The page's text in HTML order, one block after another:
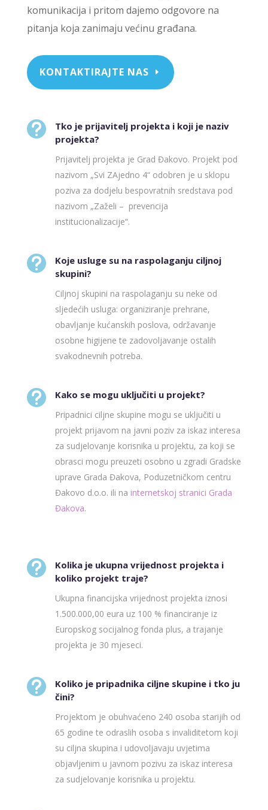
komunikacija i pritom dajemo odgovore na
pitanja koja zanimaju većinu građana.
KONTAKTIRAJTE NAS

Tko je prijavitelj projekta i koji je naziv
projekta?
Prijavitelj projekta je Grad Đakovo. Projekt pod
nazivom „Svi ZAjedno 4“ odobren je u sklopu
poziva za dodjelu bespovratnih sredstava pod
nazivom „Zaželi – prevencija
institucionalizacije“.

Koje usluge su na raspolaganju ciljnoj
skupini?
Ciljnoj skupini na raspolaganju su neke od
sljedećih usluga: organiziranje prehrane,
obavljanje kućanskih poslova, održavanje
osobne higijene te zadovoljavanje ostalih
svakodnevnih potreba.
 Kako se mogu uključiti u projekt?
Pripadnici ciljne skupine mogu se uključiti u
projekt prijavom na javni poziv za iskaz interesa
za sudjelovanje korisnika u projektu, za koji se
obrasci mogu preuzeti osobno u zgradi Gradske
uprave Grada Đakova, Poduzetničkom centru
Đakovo d.o.o. ili na internetskoj stranici Grada
Đakova.

Kolika je ukupna vrijednost projekta i
koliko projekt traje?
Ukupna financijska vrijednost projekta iznosi
1.500.000,00 eura uz 100 % financiranje iz
Europskog socijalnog fonda plus, a trajanje
projekta je 30 mjeseci.

Koliko je pripadnika ciljne skupine i tko ju
čini?
Projektom je obuhvaćeno 240 osoba starijih od
65 godine te odraslih osoba s invaliditetom koji
su ciljna skupina i udovoljavaju uvjetima
objavljenim u javnom pozivu za iskaz interesa
za sudjelovanje korisnika u projektu.